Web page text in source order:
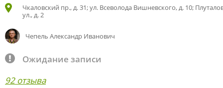
Чкаловский пр., д. 31; ул. Всеволода Вишневского, д. 10;
ул., д. 2
Чепель Александр Иванович
Ожидание записи
92 отзыва